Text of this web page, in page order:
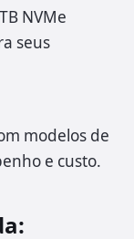
NVMe
seus
modelos de
e custo.